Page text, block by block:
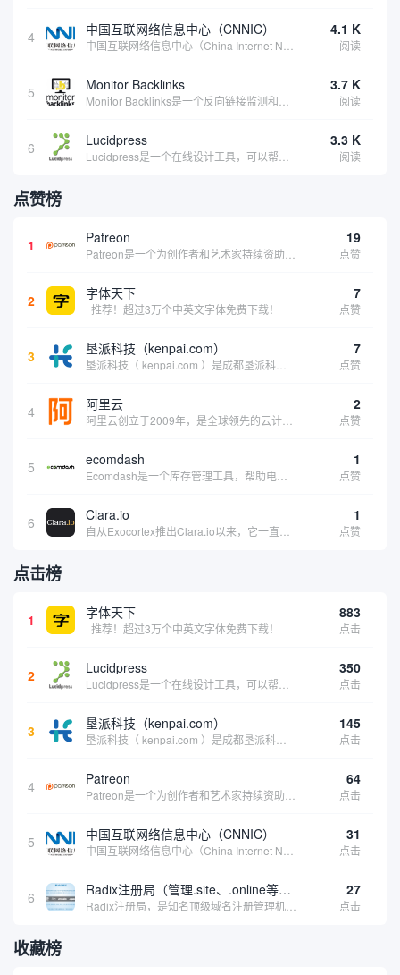
4 中国互联网络信息中心（CNNIC） 4.1 K
阅读
5 Monitor Backlinks 3.7 K
阅读
6 Lucidpress 3.3 K
阅读
点赞榜
1 Patreon 19
点赞
2 字体天下
推荐！超过3万个中英文字体免费下载！
7
点赞
3 垦派科技（kenpai.com） 7
点赞
4 阿里云 2
点赞
5 ecomdash 1
点赞
6 Clara.io 1
点赞
点击榜
1 字体天下
推荐！超过3万个中英文字体免费下载！
883
点击
2 Lucidpress 350
点击
3 垦派科技（kenpai.com） 145
点击
4 Patreon 64
点击
5 中国互联网络信息中心（CNNIC） 31
点击
6 Radix注册局（管理.site、.online等顶级域名） 27
点击
收藏榜